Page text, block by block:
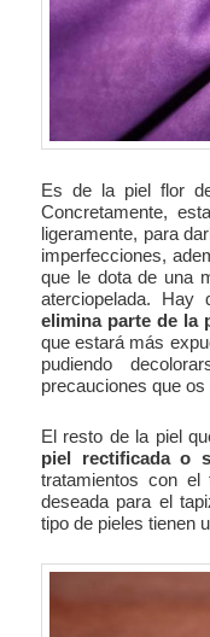
Es de la piel flor
Concretamente,
ligeramente, para
imperfecciones,
que le dota de una
aterciopelada.
elimina parte de la
que estará más
pudiendo
precauciones que
El resto de la piel
piel rectificada o
tratamientos con
deseada para el
tipo de pieles tienen